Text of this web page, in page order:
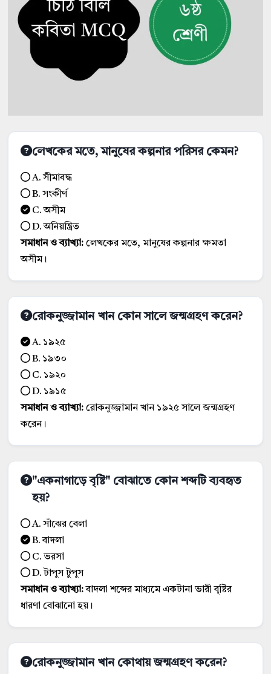
লেখকের মতে, মানুষের কল্পনার পরিসর কেমন?
A. সীমাবদ্ধ
B. সংকীর্ণ
C. অসীম
D. অনিয়ন্ত্রিত
সমাধান ও ব্যাখ্যা: লেখকের মতে, মানুষের কল্পনার ক্ষমতা
অসীম।
রোকনুজ্জামান খান কোন সালে জন্মগ্রহণ করেন?
A. ১৯২৫
B. ১৯৩০
C. ১৯২০
D. ১৯১৫
সমাধান ও ব্যাখ্যা: রোকনুজ্জামান খান ১৯২৫ সালে জন্মগ্রহণ
করেন।
"একনাগাড়ে বৃষ্টি" বোঝাতে কোন শব্দটি ব্যবহৃত
হয়?
A. সাঁঝের বেলা
B. বাদলা
C. ভরসা
D. টাপুস টুপুস
সমাধান ও ব্যাখ্যা:বাদলা শব্দের মাধ্যমে একটানা ভারী বৃষ্টির
ধারণা বোঝানো হয়।
রোকনুজ্জামান খান কোথায় জন্মগ্রহণ করেন?